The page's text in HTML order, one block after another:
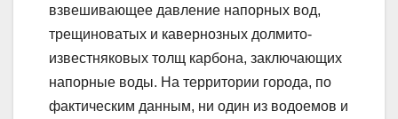
взвешивающее давление напорных вод,
трещиноватых и кавернозных долмито-
известняковых толщ карбона, заключающих
напорные воды. На территории города, по
фактическим данным, ни один из водоемов и